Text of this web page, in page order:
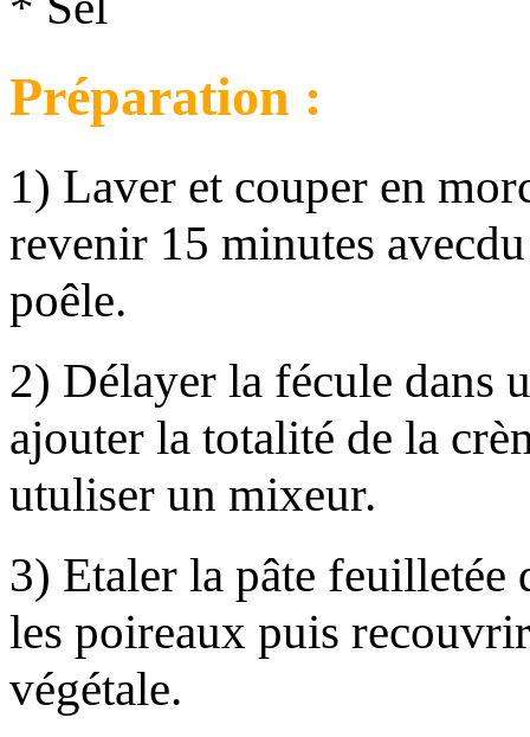
Préparation :
1) Laver et couper en
revenir 15 minutes
poêle.
2) Délayer la fécule dans
ajouter la totalité de la
utuliser un mixeur.
3) Etaler la pâte feuilletée
les poireaux puis
végétale.